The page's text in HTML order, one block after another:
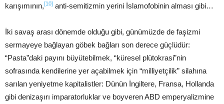
karışımının,[10] anti-semitizmin yerini İslamofobinin alması gibi…
İki savaş arası dönemde olduğu gibi, günümüzde de faşizmi
sermayeye bağlayan göbek bağları son derece güçlüdür:
“Pasta”daki payını büyütebilmek, “küresel plütokrasi”nin
sofrasında kendilerine yer açabilmek için “milliyetçilik” silahına
sarılan yeniyetme kapitalistler: Dünün İngiltere, Fransa, Hollanda
gibi denizaşırı imparatorluklar ve boyveren ABD emperyalizmine